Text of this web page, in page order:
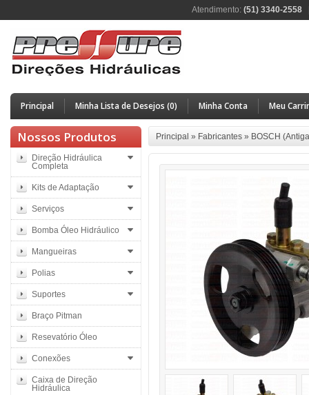
Atendimento: (51) 3340-
Principal Minha Lista de Desejos (0) Minha Conta Meu
Nossos Produtos
Direção Hidráulica
Completa
Kits de Adaptação
Serviços
Bomba Óleo Hidráulico
Mangueiras
Polias
Suportes
Braço Pitman
Resevatório Óleo
Conexões
Caixa de Direção
Hidráulica
Principal » Fabricantes » BOSCH